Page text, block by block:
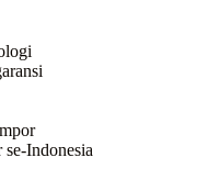
Indonesia